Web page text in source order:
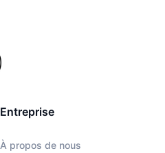
Entreprise
À propos de nous